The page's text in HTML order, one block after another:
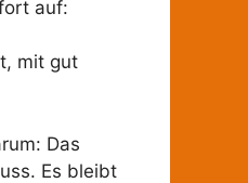
auf:
mit gut
Das
Es bleibt